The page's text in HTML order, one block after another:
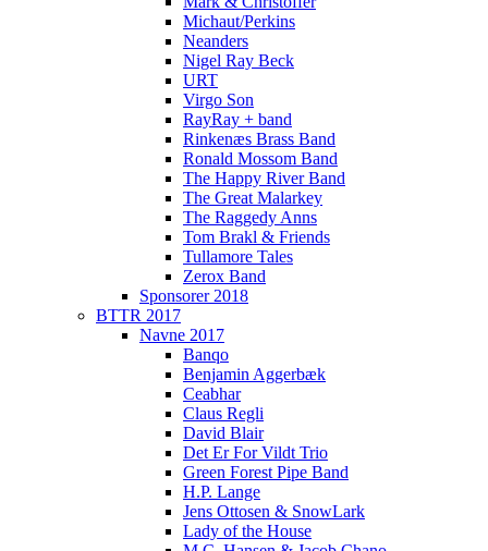
Michaut/Perkins
Neanders
Nigel Ray Beck
URT
Virgo Son
RayRay + band
Rinkenæs Brass Band
Ronald Mossom Band
The Happy River Band
The Great Malarkey
The Raggedy Anns
Tom Brakl & Friends
Tullamore Tales
Zerox Band
Sponsorer 2018
BTTR 2017
Navne 2017
Banqo
Benjamin Aggerbæk
Ceabhar
Claus Regli
David Blair
Det Er For Vildt Trio
Green Forest Pipe Band
H.P. Lange
Jens Ottosen & SnowLark
Lady of the House